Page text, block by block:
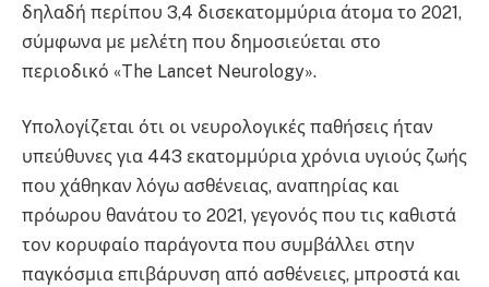
δηλαδή περίπου 3,4 δισεκατομμύρια άτομα το 2021,
σύμφωνα με μελέτη που δημοσιεύεται στο
περιοδικό «The Lancet Neurology».
Υπολογίζεται ότι οι νευρολογικές παθήσεις ήταν
υπεύθυνες για 443 εκατομμύρια χρόνια υγιούς ζωής
που χάθηκαν λόγω ασθένειας, αναπηρίας και
πρόωρου θανάτου το 2021, γεγονός που τις καθιστά
τον κορυφαίο παράγοντα που συμβάλλει στην
παγκόσμια επιβάρυνση από ασθένειες, μπροστά και